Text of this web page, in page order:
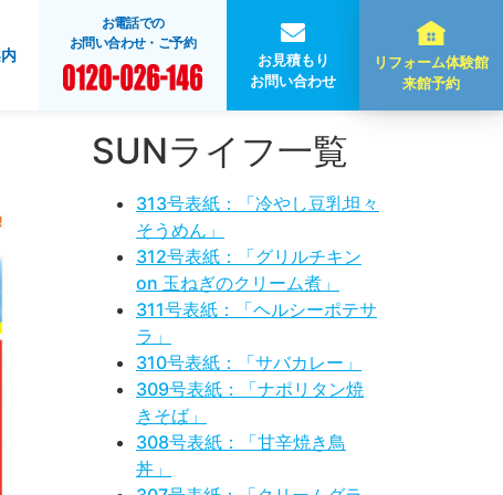
お電話での
お問い合わせ・ご予約
お見積もり
お問い合わせ
リフォーム体験館
来館予約
SUNライフ一覧
313号表紙：「冷やし豆乳坦々
そうめん」
312号表紙：「グリルチキン
on 玉ねぎのクリーム煮」
311号表紙：「ヘルシーポテサ
ラ」
310号表紙：「サバカレー」
309号表紙：「ナポリタン焼
きそば」
308号表紙：「甘辛焼き鳥
丼」